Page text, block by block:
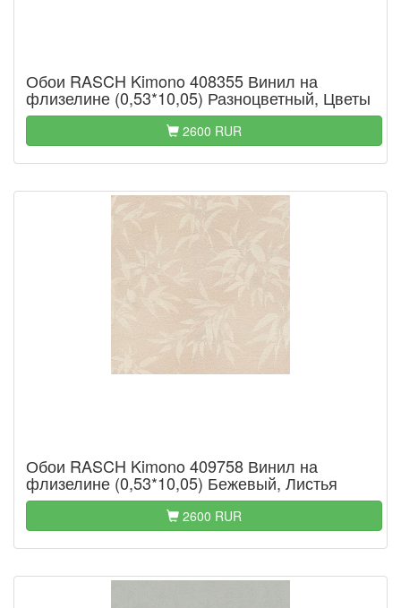
Обои RASCH Kimono 408355 Винил на
флизелине (0,53*10,05) Разноцветный, Цветы
2600 RUR
Обои RASCH Kimono 409758 Винил на
флизелине (0,53*10,05) Бежевый, Листья
2600 RUR